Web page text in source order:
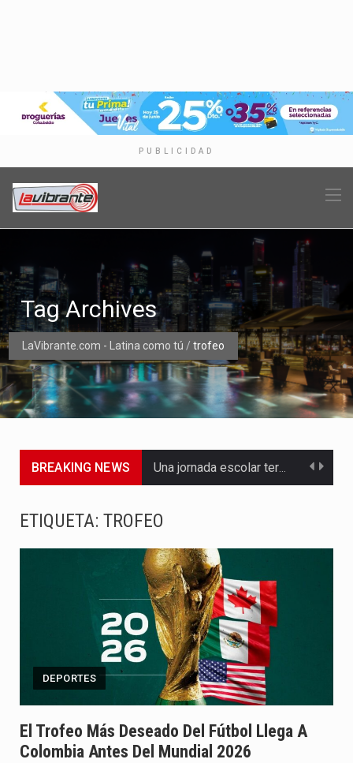
PUBLICIDAD
LaVibrante.com - Latina como tú / trofeo
Tag Archives
BREAKING NEWS Una jornada escolar terminó en tragedia este viernes 7 de…
ETIQUETA: TROFEO
DEPORTES
El Trofeo Más Deseado Del Fútbol Llega A
Colombia Antes Del Mundial 2026